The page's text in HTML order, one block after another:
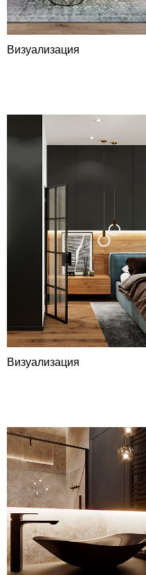
Визуализация
Визуализация